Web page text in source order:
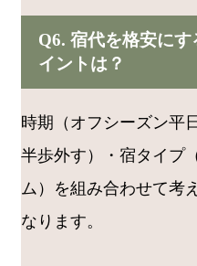
Q6. 宿代を格安に
イントは？
時期（オフシーズン平
半歩外す）・宿タイプ
ム）を組み合わせて考
なります。